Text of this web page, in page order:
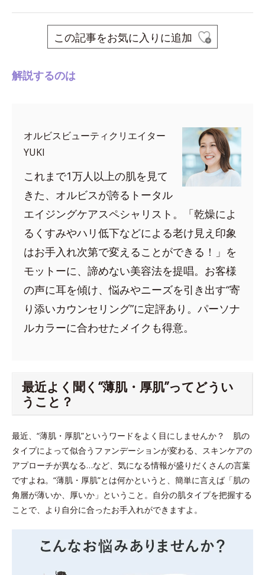
この記事をお気に入りに追加
解説するのは
オルビスビューティクリエイター
YUKI
これまで1万人以上の肌を見て
きた、オルビスが誇るトータル
エイジングケアスペシャリスト。「乾燥によ
るくすみやハリ低下などによる老け見え印象
はお手入れ次第で変えることができる！」を
モットーに、諦めない美容法を提唱。お客様
の声に耳を傾け、悩みやニーズを引き出す“寄
り添いカウンセリング”に定評あり。パーソナ
ルカラーに合わせたメイクも得意。
最近よく聞く“薄肌・厚肌”ってどうい
うこと？
最近、“薄肌・厚肌”というワードをよく目にしませんか？ 肌の
タイプによって似合うファンデーションが変わる、スキンケアの
アプローチが異なる…など、気になる情報が盛りだくさんの言葉
ですよね。“薄肌・厚肌”とは何かというと、簡単に言えば「肌の
角層が薄いか、厚いか」ということ。自分の肌タイプを把握する
ことで、より自分に合ったお手入れができますよ。